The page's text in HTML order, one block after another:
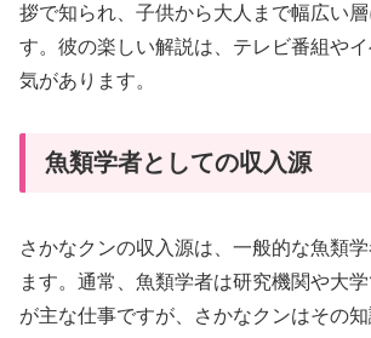
拶で知られ、子供から大人まで幅広い
す。彼の楽しい解説は、テレビ番組や
気があります。
魚類学者としての収入源
さかなクンの収入源は、一般的な魚類
ます。通常、魚類学者は研究機関や大
が主な仕事ですが、さかなクンはその